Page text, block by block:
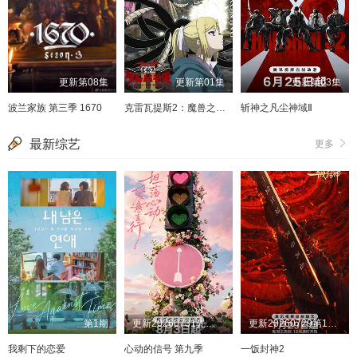
更新第08集
波兰家族 第三季 1670
更新第01集
克雷瓦提斯2：魔兽之王与虚伪的勇者传承
更新第03集
斩神之凡尘神域Ⅱ
更多
最新综艺
第1期
我剩下的恋爱
更新20260731先导片下
心动的信号 第九季
更新20260729第1期上美食竞技纯享版
一饭封神2